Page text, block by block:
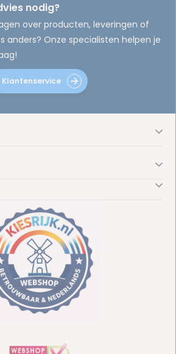
nodig?
over producten, leveringen of
anders? Onze specialisten helpen je
Klantenservice